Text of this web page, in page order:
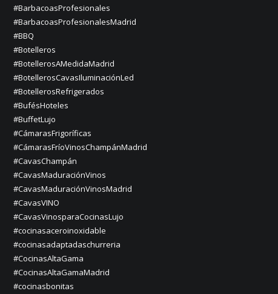
#BarbacoasProfesionales
#BarbacoasProfesionalesMadrid
#BBQ
#Botelleros
#BotellerosAMedidaMadrid
#BotellerosCavasIluminaciónLed
#BotellerosRefrigerados
#BufésHoteles
#BuffetLujo
#CámarasFrigoríficas
#CámarasFríoVinosChampánMadrid
#CavasChampán
#CavasMaduraciónVinos
#CavasMaduraciónVinosMadrid
#CavasVINO
#CavasVinosparaCocinasLujo
#cocinasaceroinoxidable
#cocinasadaptadaschurreria
#CocinasAltaGama
#CocinasAltaGamaMadrid
#cocinasbonitas